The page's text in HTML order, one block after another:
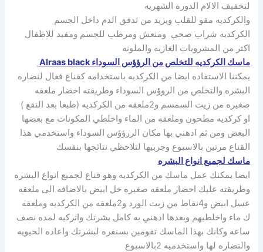
لتخفيف الالام الدوره الشهريه
والكركديه مقو للقلب ويزيد من تدفق الدم داخل الجسم
الكركديه شراب صحي ومنعش ومرطب للجسم ومفيد للاطفال
اكثر من المشروبات الغازيه والملونه
ماسك الكركديه للتخلص من الرؤؤس السوداء Alraas black
يمكننا الاستفاده ايضا من الكركديه باستخدامه كقناع فعال لنضاره
البشره والتخلص من الروؤس السوداء وطريقته احضار ملعقه
صغيره من زيت السمسم و2ملعقه من الكركديه (طبعا بعد النقع )
او كركديه مطحون وملعقه من الماء واخلطي المكونات مع بعضها
البعض ومن ثم ادهني بها مكان الررؤؤس السوداء واستخدمي هذا
القناع مرتين بالاسبوع وجربيها لتلاحظي نتائجها بنفسك
ماسك لجميع انواع البشره
ايضا يمكنك عمل ماسك من الكركديه وهو قناع لجميع انواع البشره
وطريقته عليك احضار ملعقه صغيره خل ابيض بالاضافه الى ملعقه
عسل ابيض و4نقاط من زيت الورد و2ملعقه من الكركديه وملعقه
ك ماء واخلطيهم وبعدها ادهني به كامل بشرتك واتركيه لمده نصف
ساعه وكانك بهذا الماسك تقومين بسنفره لبشرتك واعاده الحيويه
والنضاره لها واستخدميه 2بالاسبوع